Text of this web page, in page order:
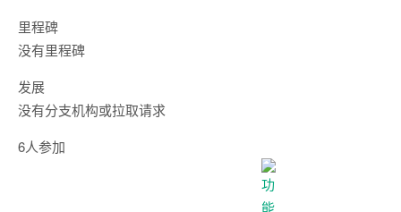
里程碑
没有里程碑
发展
没有分支机构或拉取请求
6人参加